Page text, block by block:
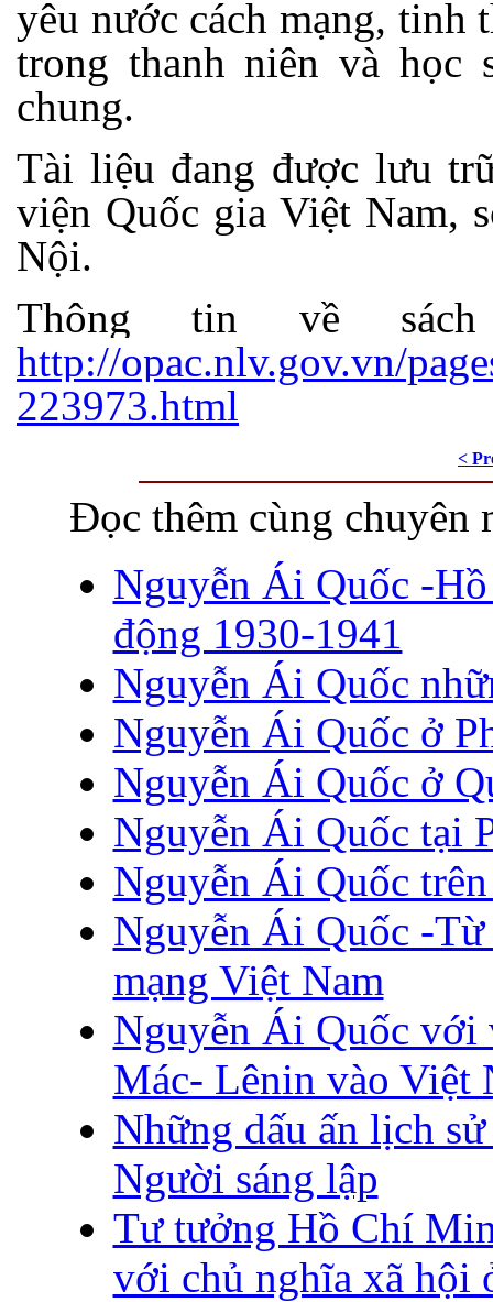
yêu nước cách mạng, tinh
trong thanh niên và học
chung.
Tài liệu đang được lưu
viện Quốc gia Việt Nam,
Nội.
Thông tin về
http://opac.nlv.gov.vn/
223973.html
<
Đọc thêm cùng chuyên
Nguyễn Ái Quốc -
động 1930-1941
Nguyễn Ái Quốc
Nguyễn Ái Quốc ở
Nguyễn Ái Quốc ở
Nguyễn Ái Quốc tại
Nguyễn Ái Quốc
Nguyễn Ái Quốc -
mạng Việt Nam
Nguyễn Ái Quốc với
Mác- Lênin vào Việt
Những dấu ấn lịch
Người sáng lập
Tư tưởng Hồ Chí
với chủ nghĩa xã hội